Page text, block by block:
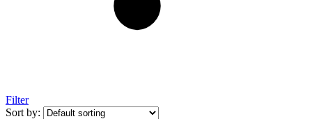
Filter
Sort by: